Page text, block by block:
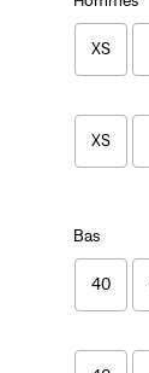
XS
XS
Bas
40